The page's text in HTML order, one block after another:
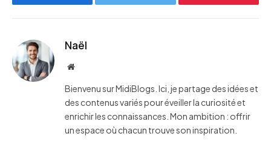
Facebook Twitter Pinterest
Naël
Website
Bienvenu sur MidiBlogs. Ici, je partage des idées et
des contenus variés pour éveiller la curiosité et
enrichir les connaissances. Mon ambition : offrir
un espace où chacun trouve son inspiration.